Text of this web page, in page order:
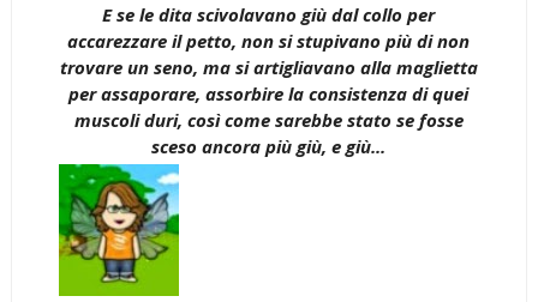
E se le dita scivolavano giù dal collo per
accarezzare il petto, non si stupivano più di non
trovare un seno, ma si artigliavano alla maglietta
per assaporare, assorbire la consistenza di quei
muscoli duri, così come sarebbe stato se fosse
sceso ancora più giù, e giù...